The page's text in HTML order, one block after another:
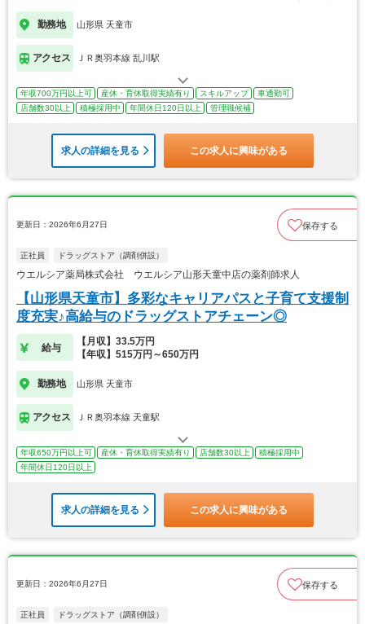
勤務地 山形県 天童市
アクセス ＪＲ奥羽本線 乱川駅
年収700万円以上可 産休・育休取得実績有り スキルアップ
車通勤可
店舗数30以上
積極採用中 年間休日120日以上 管理職候補
求人の詳細を見る この求人に興味がある
更新日：2026年6月27日 保存する
正社員 ドラッグストア（調剤併設）
ウエルシア薬局株式会社 ウエルシア山形天童中店の薬剤師求人
【山形県天童市】多彩なキャリアパスと子育て支援制
度充実♪高給与のドラッグストアチェーン◎
給与
【月収】33.5万円
【年収】515万円～650万円
勤務地 山形県 天童市
アクセス ＪＲ奥羽本線 天童駅
年収650万円以上可 産休・育休取得実績有り 店舗数30以上
積極採用中
年間休日120日以上
求人の詳細を見る この求人に興味がある
更新日：2026年6月27日 保存する
正社員 ドラッグストア（調剤併設）